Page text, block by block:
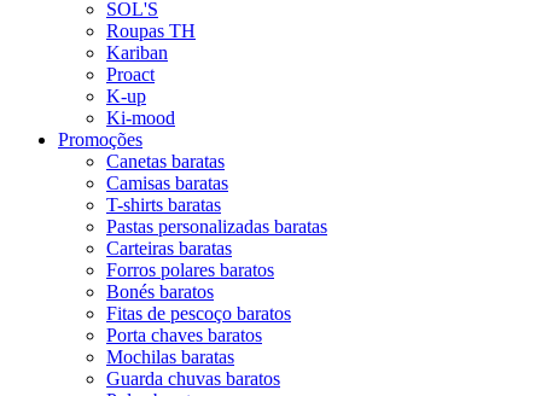
SOL'S
Roupas TH
Kariban
Proact
K-up
Ki-mood
Promoções
Canetas baratas
Camisas baratas
T-shirts baratas
Pastas personalizadas baratas
Carteiras baratas
Forros polares baratos
Bonés baratos
Fitas de pescoço baratos
Porta chaves baratos
Mochilas baratas
Guarda chuvas baratos